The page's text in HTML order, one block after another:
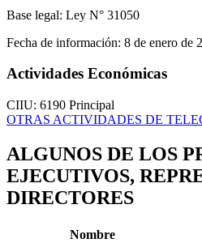
Base legal: Ley N° 31050
Fecha de información: 8 de enero de
Actividades Económicas
CIIU: 6190 Principal
OTRAS ACTIVIDADES DE
ALGUNOS DE LOS
EJECUTIVOS,
DIRECTORES
Nombre